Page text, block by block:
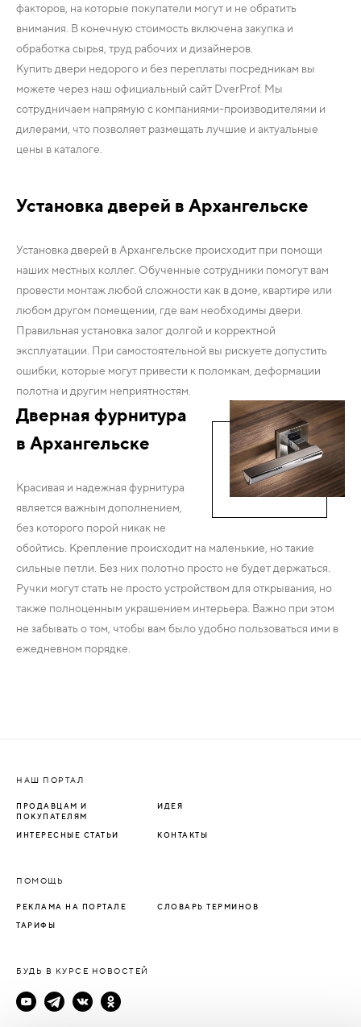
факторов, на которые покупатели могут и не обратить
внимания. В конечную стоимость включена закупка и
обработка сырья, труд рабочих и дизайнеров.
Купить двери недорого и без переплаты посредникам вы
можете через наш официальный сайт DverProf. Мы
сотрудничаем напрямую с компаниями-производителями и
дилерами, что позволяет размещать лучшие и актуальные
цены в каталоге.
Установка дверей в Архангельске
Установка дверей в Архангельске происходит при помощи
наших местных коллег. Обученные сотрудники помогут вам
провести монтаж любой сложности как в доме, квартире или
любом другом помещении, где вам необходимы двери.
Правильная установка залог долгой и корректной
эксплуатации. При самостоятельной вы рискуете допустить
ошибки, которые могут привести к поломкам, деформации
полотна и другим неприятностям.
Дверная фурнитура
в Архангельске
Красивая и надежная фурнитура
является важным дополнением,
без которого порой никак не
обойтись. Крепление происходит на маленькие, но такие
сильные петли. Без них полотно просто не будет держаться.
Ручки могут стать не просто устройством для открывания, но
также полноценным украшением интерьера. Важно при этом
не забывать о том, чтобы вам было удобно пользоваться ими в
ежедневном порядке.
НАШ ПОРТАЛ
ПРОДАВЦАМ И
ПОКУПАТЕЛЯМ
ИДЕЯ
ИНТЕРЕСНЫЕ СТАТЬИ КОНТАКТЫ
ПОМОЩЬ
РЕКЛАМА НА ПОРТАЛЕ СЛОВАРЬ ТЕРМИНОВ
ТАРИФЫ
БУДЬ В КУРСЕ НОВОСТЕЙ